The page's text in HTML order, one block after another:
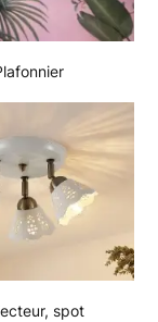
spot